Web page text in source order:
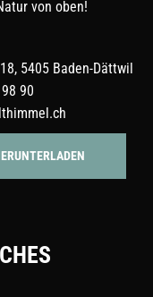
von oben!
5405 Baden-Dättwil
90